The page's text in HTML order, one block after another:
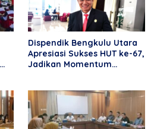
Dispendik Bengkulu Utara
Apresiasi Sukses HUT ke-67,
Jadikan Momentum